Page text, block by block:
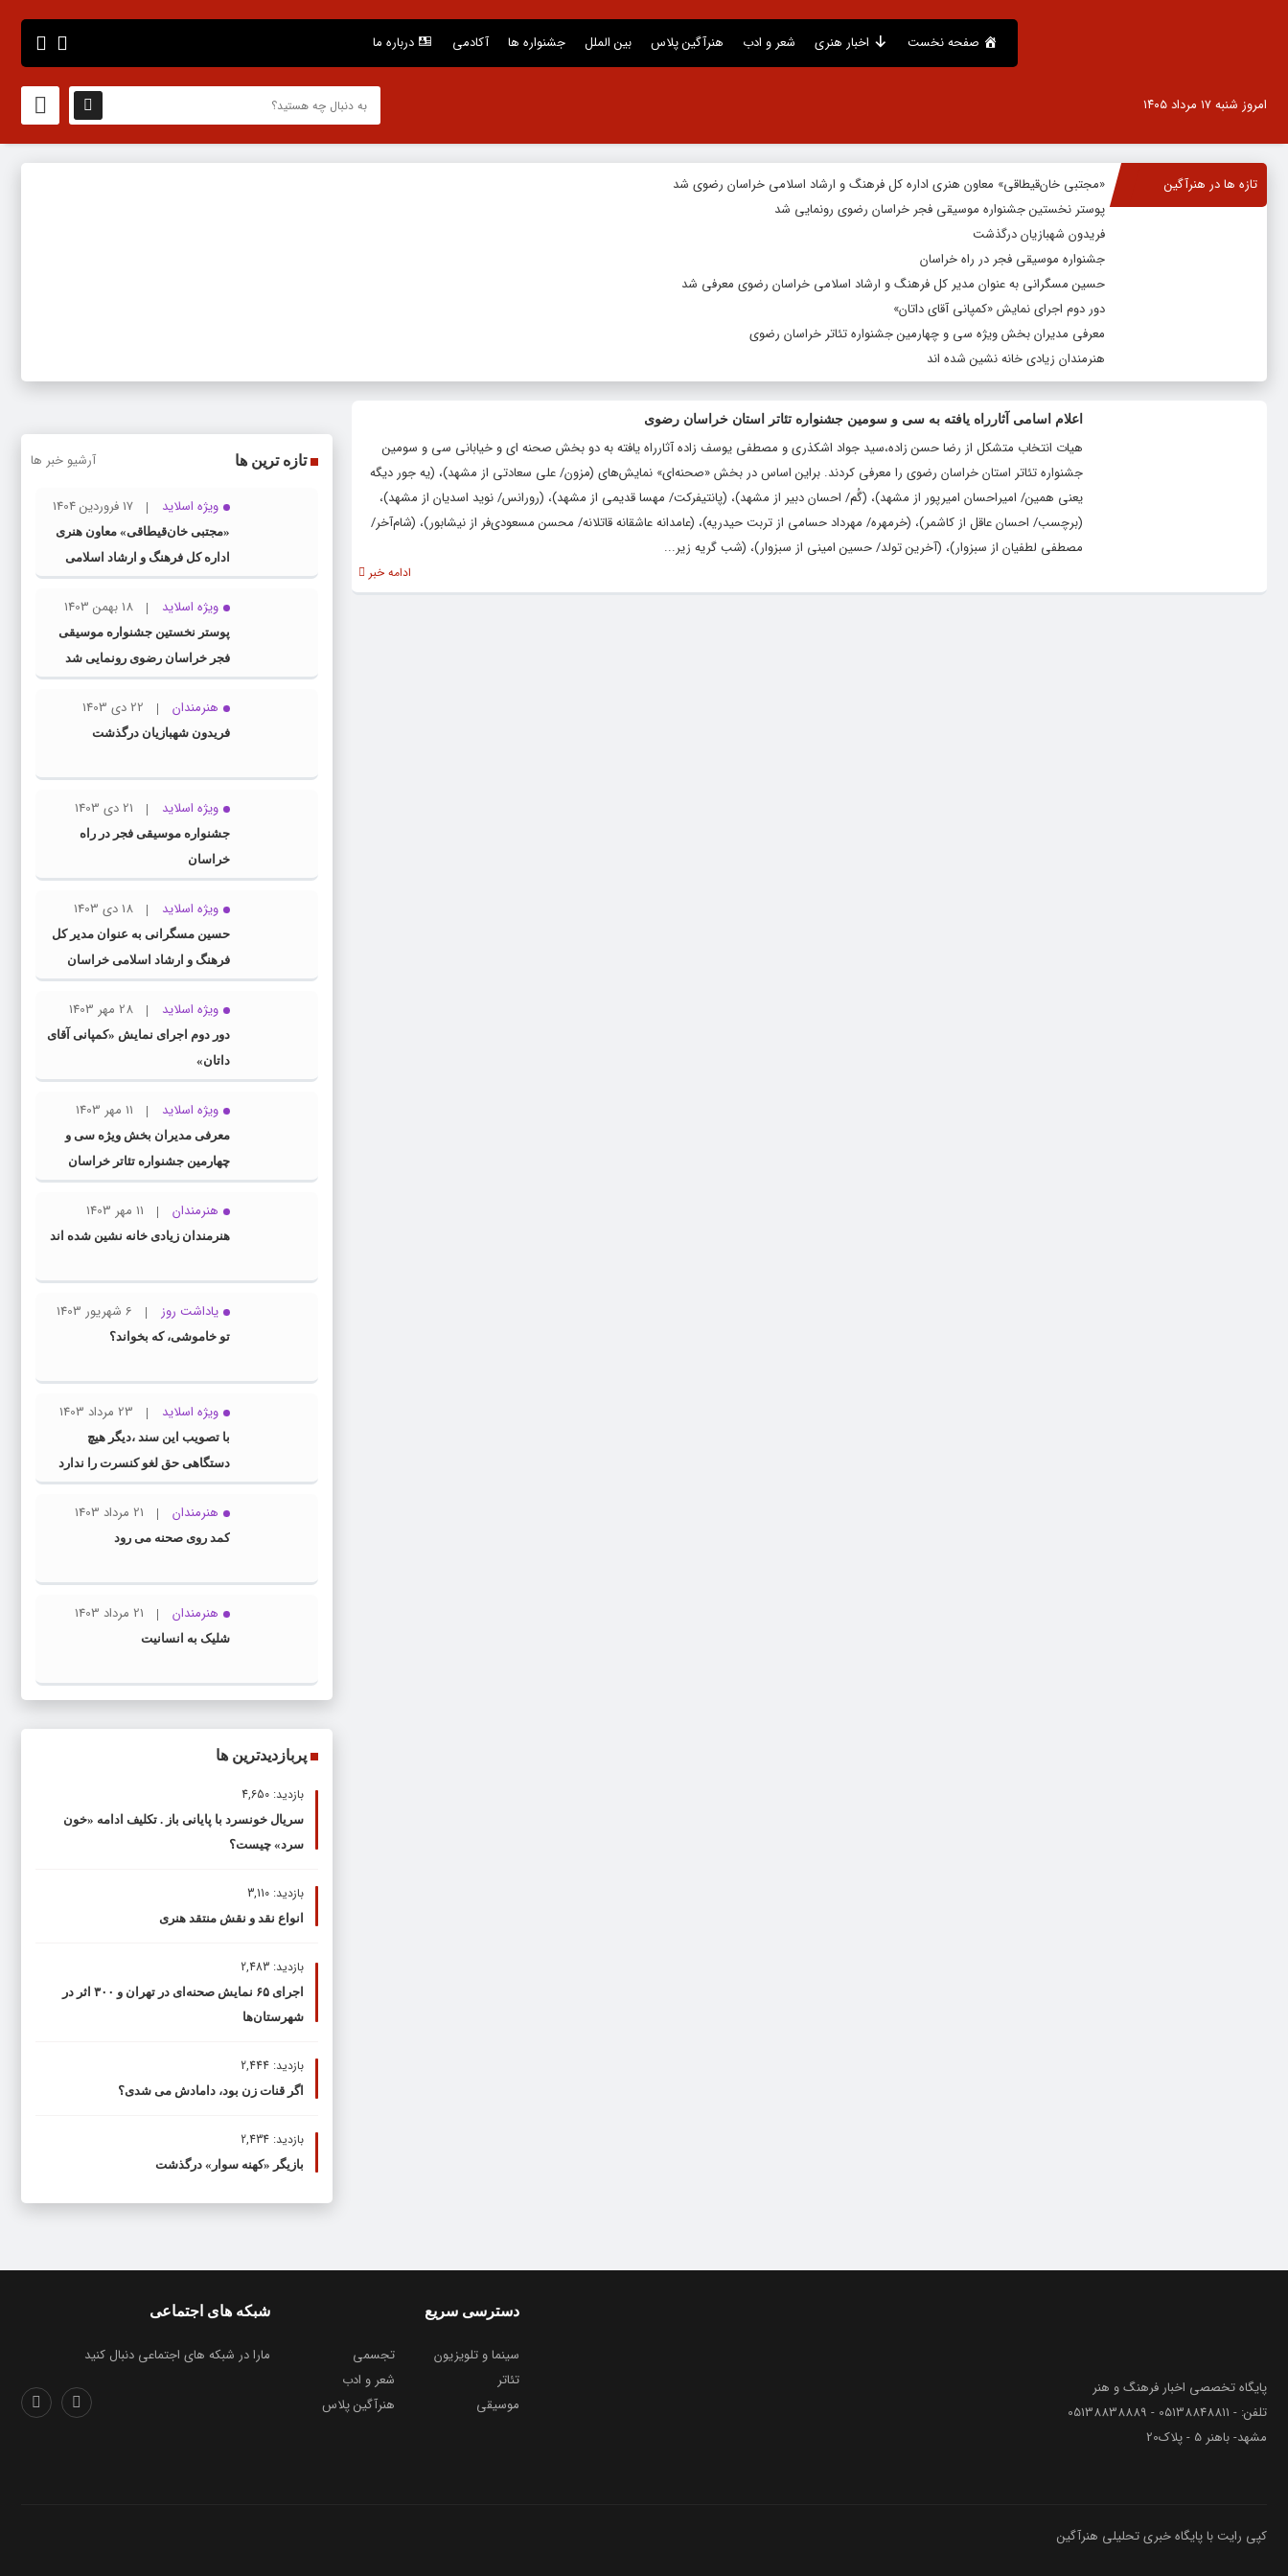
صفحه نخست اخبار هنری شعر و ادب هنرآگین پلاس بین الملل جشنواره ها آکادمی درباره ما
امروز شنبه ۱۷ مرداد ۱۴۰۵
تازه ها در هنرآگین
«مجتبی خان‌قیطاقی» معاون هنری اداره کل فرهنگ و ارشاد اسلامی خراسان رضوی شد
پوستر نخستین جشنواره موسیقی فجر خراسان رضوی رونمایی شد
فریدون شهبازیان درگذشت
جشنواره موسیقی فجر در راه خراسان
حسین مسگرانی به عنوان مدیر کل فرهنگ و ارشاد اسلامی خراسان رضوی معرفی شد
دور دوم اجرای نمایش «کمپانی آقای داتان»
معرفی مدیران بخش ویژه سی و چهارمین جشنواره تئاتر خراسان رضوی
هنرمندان زیادی خانه نشین شده اند
اعلام اسامی آثارراه یافته به سی و سومین جشنواره تئاتر استان خراسان رضوی
هیات انتخاب متشکل از رضا حسن زاده،سید جواد اشکذری و مصطفی یوسف زاده آثارراه یافته به دو بخش صحنه ای و خیابانی سی و سومین
جشنواره تئاتر استان خراسان رضوی را معرفی کردند. براین اساس در بخش «صحنه‌ای» نمایش‌های (مزون/ علی سعادتی از مشهد)، (یه جور دیگه
یعنی همین/ امیراحسان امیرپور از مشهد)، (گُم/ احسان دبیر از مشهد)، (پانتیفرکت/ مهسا قدیمی از مشهد)، (رورانس/ نوید اسدیان از مشهد)،
(برچسب/ احسان عاقل از کاشمر)، (خرمهره/ مهرداد حسامی از تربت حیدریه)، (عامدانه عاشقانه قاتلانه/ محسن مسعودی‌فر از نیشابور)، (شام‌آخر/
مصطفی لطفیان از سبزوار)، (آخرین تولد/ حسین امینی از سبزوار)، (شب گریه زیر...
ادامه خبر
تازه ترین ها آرشیو خبر ها
ویژه اسلاید 17 فروردین 1404
«مجتبی خان‌قیطاقی» معاون هنری
اداره کل فرهنگ و ارشاد اسلامی
خراسان رضوی شد
ویژه اسلاید 18 بهمن 1403
پوستر نخستین جشنواره موسیقی
فجر خراسان رضوی رونمایی شد
هنرمندان 22 دی 1403
فریدون شهبازیان درگذشت
ویژه اسلاید 21 دی 1403
جشنواره موسیقی فجر در راه
خراسان
ویژه اسلاید 18 دی 1403
حسین مسگرانی به عنوان مدیر کل
فرهنگ و ارشاد اسلامی خراسان
رضوی معرفی شد
ویژه اسلاید 28 مهر 1403
دور دوم اجرای نمایش «کمپانی آقای
داتان»
ویژه اسلاید 11 مهر 1403
معرفی مدیران بخش ویژه سی و
چهارمین جشنواره تئاتر خراسان
رضوی
هنرمندان 11 مهر 1403
هنرمندان زیادی خانه نشین شده اند
یاداشت روز 6 شهریور 1403
تو خاموشی، که بخواند؟
ویژه اسلاید 23 مرداد 1403
با تصویب این سند ،دیگر هیچ
دستگاهی حق لغو کنسرت را ندارد
هنرمندان 21 مرداد 1403
کمد روی صحنه می رود
هنرمندان 21 مرداد 1403
شلیک به انسانیت
پربازدیدترین ها
بازدید: 4,650
سریال خونسرد با پایانی باز . تکلیف ادامه «خون
سرد» چیست؟
بازدید: 3,110
انواع نقد و نقش منتقد هنری
بازدید: 2,483
اجرای ۶۵ نمایش صحنه‌ای در تهران و ۳۰۰ اثر در
شهرستان‌ها
بازدید: 2,444
اگر قنات زن بود، دامادش می شدی؟
بازدید: 2,434
بازیگر «کهنه سوار» درگذشت
پایگاه تخصصی اخبار فرهنگ و هنر
تلفن: - 05138848811 - 05138838889
مشهد- باهنر 5 - پلاک20
شبکه های اجتماعی
مارا در شبکه های اجتماعی دنبال کنید
دسترسی سریع
سینما و تلویزیون
تجسمی
تئاتر
شعر و ادب
موسیقی
هنرآگین پلاس
کپی رایت با پایگاه خبری تحلیلی هنرآگین